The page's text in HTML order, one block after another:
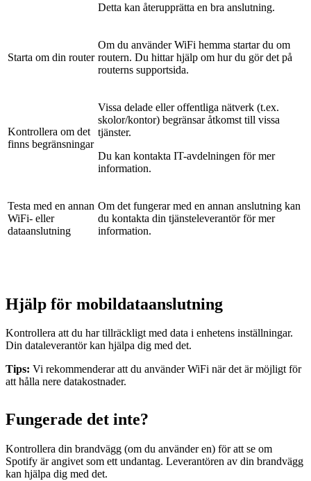
Detta kan återupprätta en bra anslutning.
Starta om din router
Om du använder WiFi hemma startar du om
routern. Du hittar hjälp om hur du gör det på
routerns supportsida.
Kontrollera om det
finns begränsningar
Vissa delade eller offentliga nätverk (t.ex.
skolor/kontor) begränsar åtkomst till vissa
tjänster.
Du kan kontakta IT-avdelningen för mer
information.
Testa med en annan
WiFi- eller
dataanslutning
Om det fungerar med en annan anslutning kan
du kontakta din tjänsteleverantör för mer
information.
Hjälp för mobildataanslutning
Kontrollera att du har tillräckligt med data i enhetens inställningar.
Din dataleverantör kan hjälpa dig med det.
Tips: Vi rekommenderar att du använder WiFi när det är möjligt för
att hålla nere datakostnader.
Fungerade det inte?
Kontrollera din brandvägg (om du använder en) för att se om
Spotify är angivet som ett undantag. Leverantören av din brandvägg
kan hjälpa dig med det.